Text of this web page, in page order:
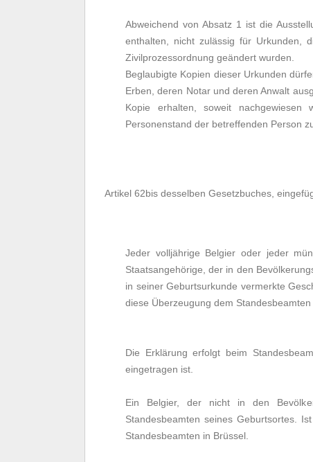
Abweichend von Absatz 1 ist die
enthalten, nicht zulässig für Urkunden,
Zivilprozessordnung geändert wurden.
Beglaubigte Kopien dieser Urkunden
Erben, deren Notar und deren Anwalt
Kopie erhalten, soweit
Personenstand der betreffenden Person
Artikel 62bis desselben Gesetzbuches,
Jeder volljährige Belgier oder jeder
Staatsangehörige, der in den
in seiner Geburtsurkunde vermerkte
diese Überzeugung dem Standesbeamten
Die Erklärung erfolgt beim
eingetragen ist.
Ein Belgier, der nicht in den
Standesbeamten seines Geburtsortes.
Standesbeamten in Brüssel.